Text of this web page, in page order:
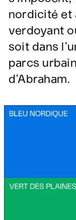
nordicité et
verdoyant
soit dans
parcs
d’Abraham.